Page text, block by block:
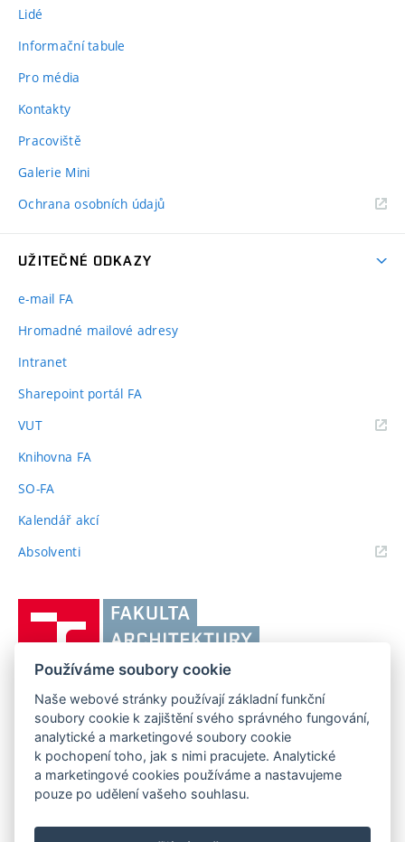
Lidé
Informační tabule
Pro média
Kontakty
Pracoviště
Galerie Mini
Ochrana osobních údajů
UŽITEČNÉ ODKAZY
e-mail FA
Hromadné mailové adresy
Intranet
Sharepoint portál FA
VUT(externí
Knihovna FA
SO-FA
Kalendář akcí
Absolventi(externí
učení
Brně,
Fakulta
architektury
FAKULTA ARCHITEKTURY VUT V BRNĚ
Poříčí 273/5, 639 00 Brno
Telefon: 54114 6600
www.fa.vutbr.cz
info@fa.vutbr.cz
Používáme soubory cookie
Naše webové stránky používají základní funkční
soubory cookie k zajištění svého správného fungování,
analytické a marketingové soubory cookie
k pochopení toho, jak s nimi pracujete. Analytické
a marketingové cookies používáme a nastavujeme
pouze po udělení vašeho souhlasu.